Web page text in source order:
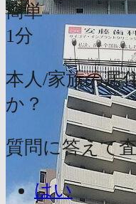
簡単
1分
本人/家族の居
か？
質問に答えて
はい